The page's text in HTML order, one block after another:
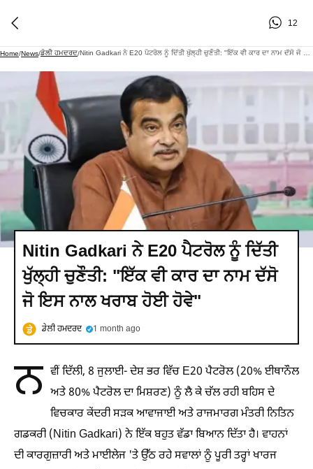
12
Home/News/ਡੇਲੀ ਹਮਦਰਦ/
Nitin Gadkari ਨੇ E20 ਪੈਟਰੋਲ ਨੂੰ ਦਿੱਤੀ
ਖੁੱਲ੍ਹੀ ਚੁਣੌਤੀ: "ਇੱਕ ਵੀ ਕਾਰ ਦਾ ਨਾਮ ਦੱਸੋ
ਜੋ ਇਸ ਨਾਲ ਖਰਾਬ ਹੋਈ ਹੋਵੇ"
ਡੇਲੀ ਹਮਦਰਦ 1 month ago
ਨ ਵੀਂ ਦਿੱਲੀ, 8 ਜੁਲਾਈ- ਦੇਸ਼ ਭਰ ਵਿੱਚ E20 ਪੈਟਰੋਲ (20% ਈਥਾਨੌਲ
ਅਤੇ 80% ਪੈਟਰੋਲ ਦਾ ਮਿਸ਼ਰਣ) ਨੂੰ ਲੈ ਕੇ ਚੱਲ ਰਹੀ ਬਹਿਸ ਦੇ
ਵਿਚਕਾਰ ਕੇਂਦਰੀ ਸੜਕ ਆਵਾਜਾਈ ਅਤੇ ਰਾਜਮਾਰਗ ਮੰਤਰੀ ਨਿਤਿਨ
ਗਡਕਰੀ (Nitin Gadkari) ਨੇ ਇੱਕ ਬਹੁਤ ਵੱਡਾ ਬਿਆਨ ਦਿੱਤਾ ਹੈ। ਵਾਹਨਾਂ
ਦੀ ਕਾਰਗੁਜ਼ਾਰੀ ਅਤੇ ਮਾਈਲੇਜ 'ਤੇ ਉੱਠ ਰਹੇ ਸਵਾਲਾਂ ਨੂੰ ਪੂਰੀ ਤਰ੍ਹਾਂ ਖਾਰਜ